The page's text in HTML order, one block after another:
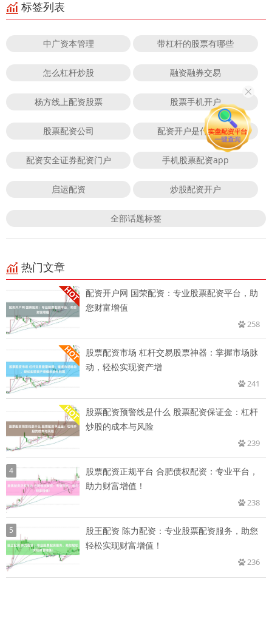
标签列表
中广资本管理 带杠杆的股票有哪些
怎么杠杆炒股 融资融券交易
杨方线上配资股票 股票手机开户
股票配资公司 配资开户是什么意思
配资安全证券配资门户 手机股票配资app
启运配资 炒股配资开户
全部话题标签
热门文章
配资开户网 国荣配资：专业股票配资平台，助
您财富增值
258
股票配资市场 杠杆交易股票神器：掌握市场脉
动，轻松实现资产增
241
股票配资预警线是什么 股票配资保证金：杠杆
炒股的成本与风险
239
4
股票配资正规平台 合肥债权配资：专业平台，
助力财富增值！
238
5
股王配资 陈力配资：专业股票配资服务，助您
轻松实现财富增值！
236